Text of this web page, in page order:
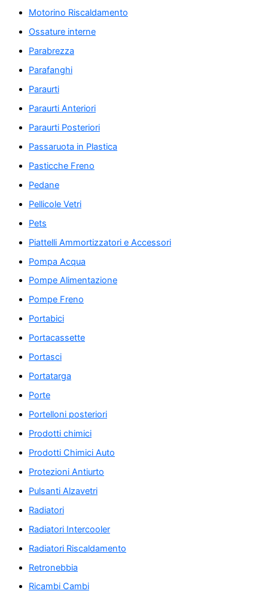
Motorino Riscaldamento
Ossature interne
Parabrezza
Parafanghi
Paraurti
Paraurti Anteriori
Paraurti Posteriori
Passaruota in Plastica
Pasticche Freno
Pedane
Pellicole Vetri
Pets
Piattelli Ammortizzatori e Accessori
Pompa Acqua
Pompe Alimentazione
Pompe Freno
Portabici
Portacassette
Portasci
Portatarga
Porte
Portelloni posteriori
Prodotti chimici
Prodotti Chimici Auto
Protezioni Antiurto
Pulsanti Alzavetri
Radiatori
Radiatori Intercooler
Radiatori Riscaldamento
Retronebbia
Ricambi Cambi